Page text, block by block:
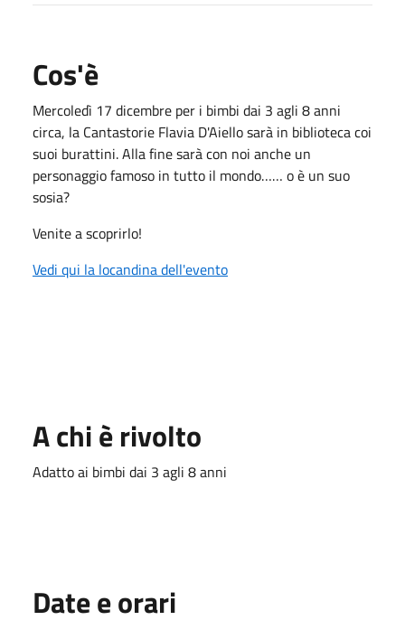
Cos'è
Mercoledì 17 dicembre per i bimbi dai 3 agli 8 anni
circa, la Cantastorie Flavia D'Aiello sarà in biblioteca coi
suoi burattini. Alla fine sarà con noi anche un
personaggio famoso in tutto il mondo…… o è un suo
sosia?
Venite a scoprirlo!
Vedi qui la locandina dell'evento
A chi è rivolto
Adatto ai bimbi dai 3 agli 8 anni
Date e orari